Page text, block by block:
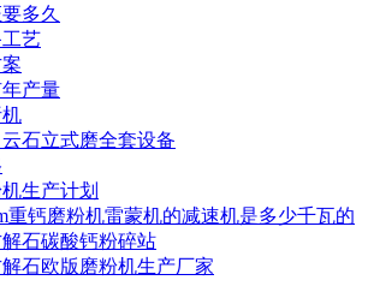
多久
艺
产量
石立式磨全套设备
生产计划
重钙磨粉机雷蒙机的减速机是多少千瓦的
石碳酸钙粉碎站
石欧版磨粉机生产厂家